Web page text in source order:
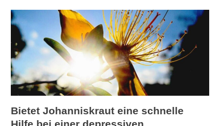
Bietet Johanniskraut eine schnelle